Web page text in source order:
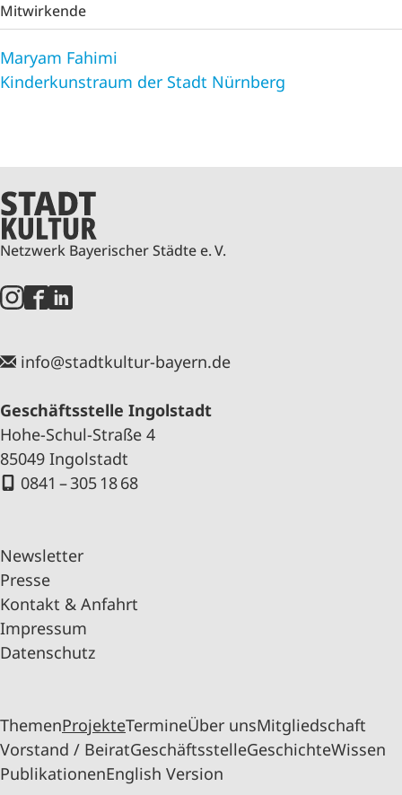
Mitwirkende
Maryam Fahimi
Kinderkunstraum der Stadt Nürnberg
Netzwerk Bayerischer Städte e. V.
info@stadtkultur-bayern.de
Geschäftsstelle Ingolstadt
Hohe-Schul-Straße 4
85049 Ingolstadt
0841 – 305 18 68
Newsletter
Presse
Kontakt & Anfahrt
Impressum
Datenschutz
ThemenProjekteTermineÜber unsMitgliedschaft
Vorstand / BeiratGeschäftsstelleGeschichteWissen
PublikationenEnglish Version